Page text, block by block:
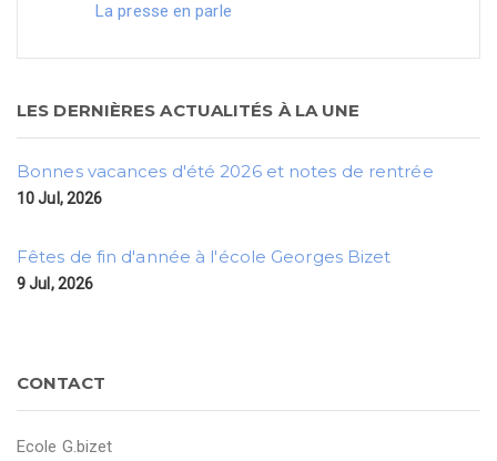
La presse en parle
LES DERNIÈRES ACTUALITÉS À LA UNE
Bonnes vacances d'été 2026 et notes de rentrée
10 Jul, 2026
Fêtes de fin d'année à l'école Georges Bizet
9 Jul, 2026
CONTACT
Ecole G.bizet